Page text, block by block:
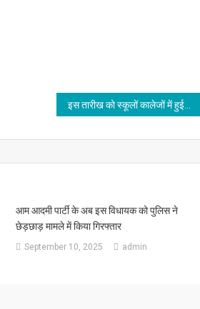
आम आदमी पार्टी के अब इस विधायक को पुलिस ने
छेड़छाड़ मामले में किया गिरफ्तार
September 10, 2025 admin